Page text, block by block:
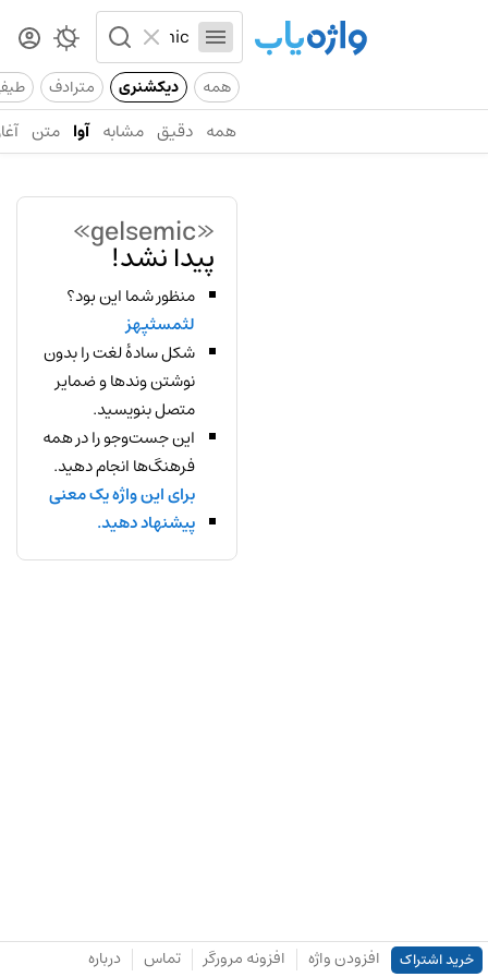
همه دیکشنری مترادف
همه دقیق مشابه آوا متن
«gelsemic»
پیدا نشد!
منظور شما این بود؟
لثمسثپهز
شکل سادهٔ لغت را بدون
نوشتن وندها و ضمایر
متصل بنویسید.
این جست‌وجو را در همه
فرهنگ‌ها انجام دهید.
برای این واژه یک معنی
پیشنهاد دهید.
خرید اشتراک افزودن واژه افزونه مرورگر تماس درباره